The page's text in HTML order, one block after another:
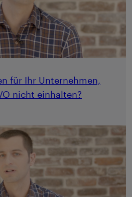
für Ihr Unternehmen,
nicht einhalten?